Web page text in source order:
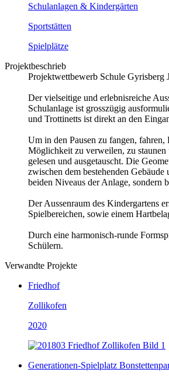
Schulanlagen & Kindergärten
Sportstätten
Spielplätze
Projektbeschrieb
Projektwettbewerb Schule Gyrisberg
Der vielseitige und erlebnisreiche
Schulanlage ist grosszügig
und Trottinetts ist direkt an den
Um in den Pausen zu fangen, fahren,
Möglichkeit zu verweilen, zu staunen
gelesen und ausgetauscht. Die
zwischen dem bestehenden
beiden Niveaus der Anlage, sondern
Der Aussenraum des Kindergartens
Spielbereichen, sowie einem
Durch eine harmonisch-runde
Schülern.
Verwandte Projekte
Friedhof
Zollikofen
2020
Generationen-Spielplatz